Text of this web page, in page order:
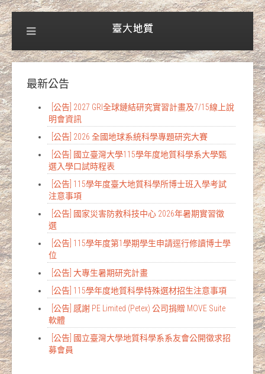
最新公告
[公告] 2027 GRI全球鏈結研究實習計畫及7/15線上說
明會資訊
[公告] 2026 全國地球系統科學專題研究大賽
[公告] 國立臺灣大學115學年度地質科學系大學甄
選入學口試時程表
[公告] 115學年度臺大地質科學所博士班入學考試
注意事項
[公告] 國家災害防救科技中心 2026年暑期實習徵
選
[公告] 115學年度第1學期學生申請逕行修讀博士學
位
[公告] 大專生暑期研究計畫
[公告] 115學年度地質科學特殊選材招生注意事項
[公告] 感謝 PE Limited (Petex) 公司捐贈 MOVE Suite
軟體
[公告] 國立臺灣大學地質科學系系友會公開徵求招
募會員